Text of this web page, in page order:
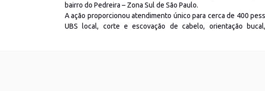
bairro do Pedreira – Zona Sul de São Paulo.
A ação proporcionou atendimento único para cerca de 400
UBS local, corte e escovação de cabelo, orientação bucal,